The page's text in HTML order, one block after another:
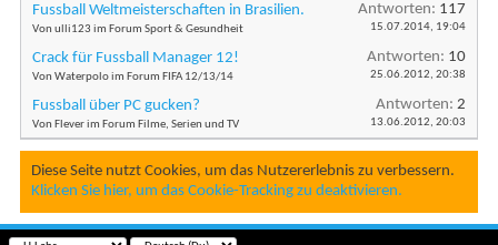
Fussball Weltmeisterschaften in Brasilien.
Von ulli123 im Forum Sport & Gesundheit
Antworten: 117
15.07.2014, 19:04
Crack für Fussball Manager 12!
Von Waterpolo im Forum FIFA 12/13/14
Antworten: 10
25.06.2012, 20:38
Fussball über PC gucken?
Von Flever im Forum Filme, Serien und TV
Antworten: 2
13.06.2012, 20:03
Diese Seite nutzt Cookies, um das Nutzererlebnis zu verbessern.
Klicken Sie hier, um das Cookie-Tracking zu deaktivieren.